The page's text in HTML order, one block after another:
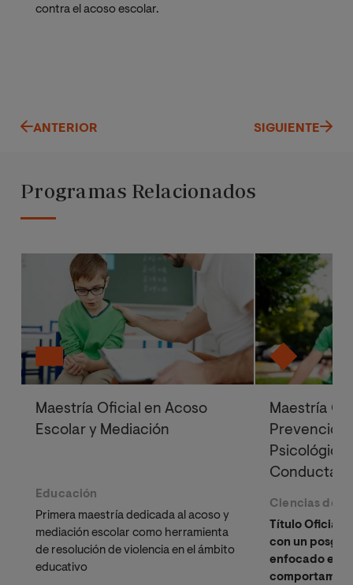
contra el acoso escolar.
ANTERIOR SIGUIENTE
Programas Relacionados
Maestría Oficial en Acoso
Escolar y Mediación
Educación
Primera maestría dedicada al acoso y
mediación escolar como herramienta
de resolución de violencia en el ámbito
educativo
Maestría
Prevención
Psicológica
Conducta
Ciencias de
Título Oficial
con un
enfocado en